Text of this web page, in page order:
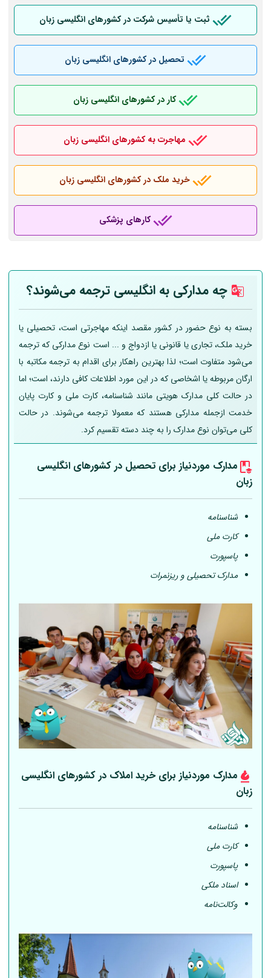
ثبت یا تأسیس شرکت در کشورهای انگلیسی زبان
تحصیل در کشورهای انگلیسی زبان
کار در کشورهای انگلیسی زبان
مهاجرت به کشورهای انگلیسی زبان
خرید ملک در کشورهای انگلیسی زبان
کارهای پزشکی
چه مدارکی به انگلیسی ترجمه می‌شوند؟
بسته به نوع حضور در کشور مقصد اینکه مهاجرتی است، تحصیلی یا
خرید ملک، تجاری یا قانونی یا ازدواج و ... است نوع مدارکی که ترجمه
می‌شود متفاوت است؛ لذا بهترین راهکار برای اقدام به ترجمه مکاتبه با
ارگان مربوطه یا اشخاصی که در این مورد اطلاعات کافی دارند، است؛ اما
در حالت کلی مدارک هویتی مانند شناسنامه، کارت ملی و کارت پایان
خدمت ازجمله مدارکی هستند که معمولا ترجمه می‌شوند. در حالت
کلی می‌توان نوع مدارک را به چند دسته تقسیم کرد.
مدارک موردنیاز برای تحصیل در کشورهای انگلیسی
زبان
شناسنامه
کارت ملی
پاسپورت
مدارک تحصیلی و ریزنمرات
مدارک موردنیاز برای خرید املاک در کشورهای انگلیسی
زبان
شناسنامه
کارت ملی
پاسپورت
اسناد ملکی
وکالت‌نامه